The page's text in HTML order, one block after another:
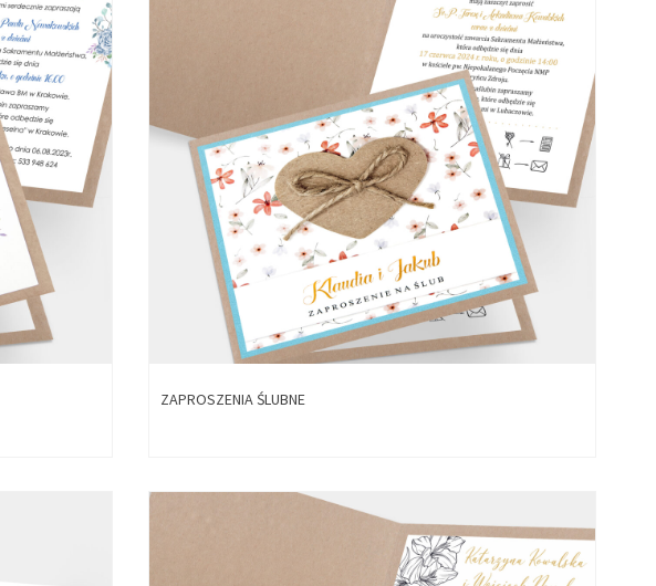
ZAPROSZENIA ŚLUBNE